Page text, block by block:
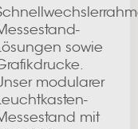
sowie
modularer
mit